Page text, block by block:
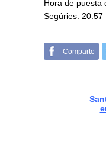
Hora de puesta
Segúries: 20:57
Comparte